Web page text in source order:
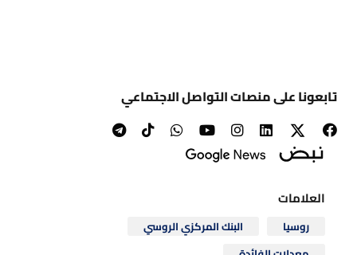
تابعونا على منصات التواصل الاجتماعي
العلامات
روسيا
البنك المركزي الروسي